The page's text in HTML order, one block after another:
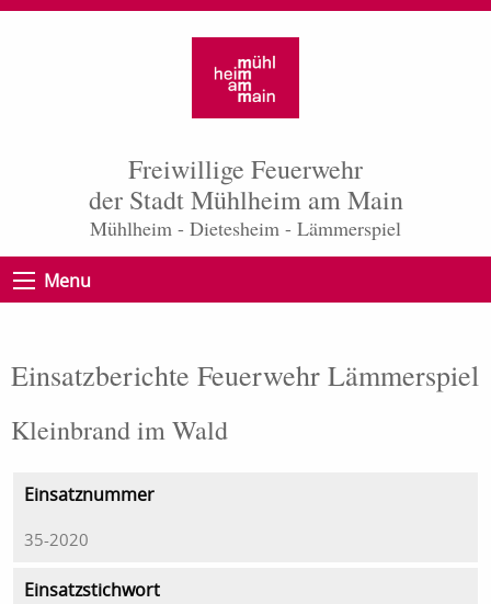
Freiwillige Feuerwehr
der Stadt Mühlheim am Main
Mühlheim - Dietesheim - Lämmerspiel
Menu
Einsatzberichte Feuerwehr Lämmerspiel
Kleinbrand im Wald
Einsatznummer
35-2020
Einsatzstichwort